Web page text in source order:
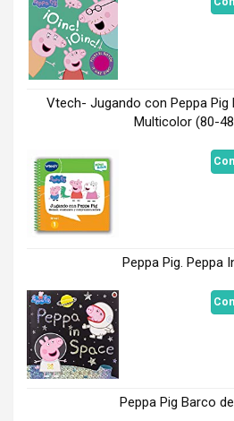
Vtech- Jugando con Peppa Pig
Multicolor (80-
Peppa Pig. Peppa
Peppa Pig Barco